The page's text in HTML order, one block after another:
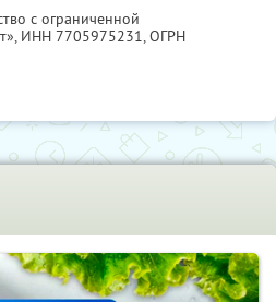
с ограниченной
ИНН 7705975231, ОГРН